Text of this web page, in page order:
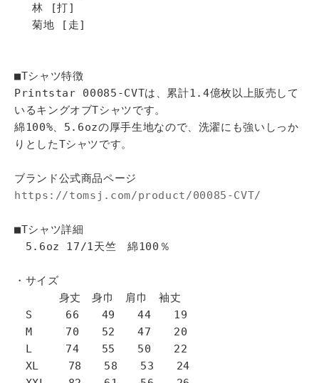
林 [打]
菊地 [走]
■Tシャツ特徴
Printstar 00085-CVTは、累計1.4億枚以上販売して
いるキングオブTシャツです。
綿100%、5.6ozの厚手生地なので、洗濯にも強いしっか
りとしたTシャツです。
ブランド公式商品ページ
https://tomsj.com/product/00085-CVT/
■Tシャツ詳細
5.6oz 17/1天竺 綿100％
・サイズ
身丈 身巾 肩巾 袖丈
S 66 49 44 19
M 70 52 47 20
L 74 55 50 22
XL 78 58 53 24